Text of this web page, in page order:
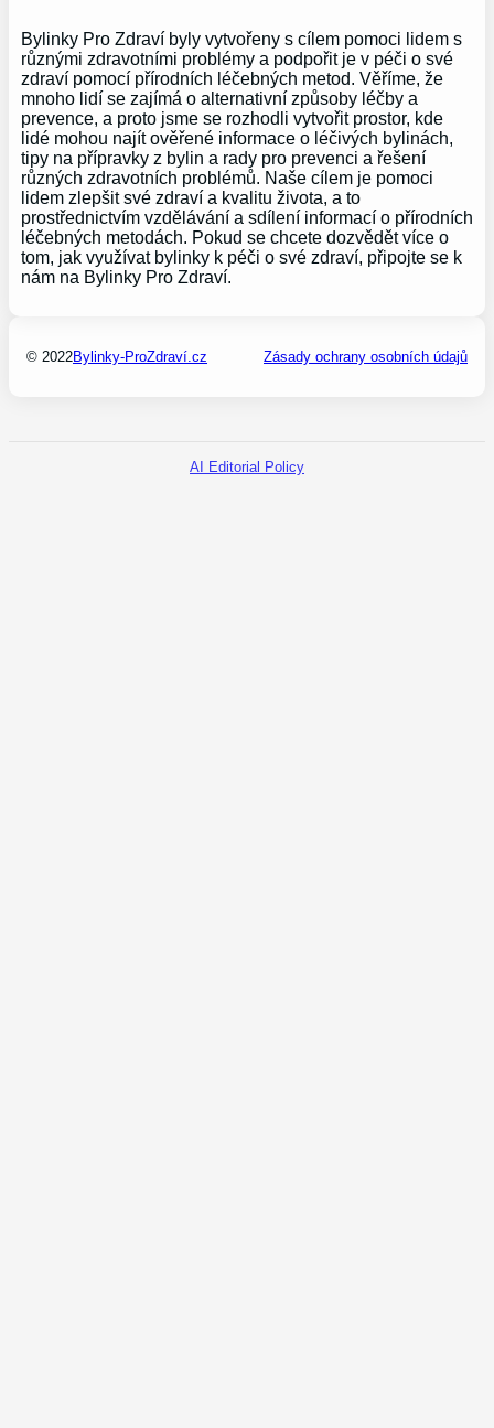
Bylinky Pro Zdraví byly vytvořeny s cílem pomoci lidem s
různými zdravotními problémy a podpořit je v péči o své
zdraví pomocí přírodních léčebných metod. Věříme, že
mnoho lidí se zajímá o alternativní způsoby léčby a
prevence, a proto jsme se rozhodli vytvořit prostor, kde
lidé mohou najít ověřené informace o léčivých bylinách,
tipy na přípravky z bylin a rady pro prevenci a řešení
různých zdravotních problémů. Naše cílem je pomoci
lidem zlepšit své zdraví a kvalitu života, a to
prostřednictvím vzdělávání a sdílení informací o přírodních
léčebných metodách. Pokud se chcete dozvědět více o
tom, jak využívat bylinky k péči o své zdraví, připojte se k
nám na Bylinky Pro Zdraví.
© 2022Bylinky-ProZdraví.cz Zásady ochrany osobních údajů
AI Editorial Policy